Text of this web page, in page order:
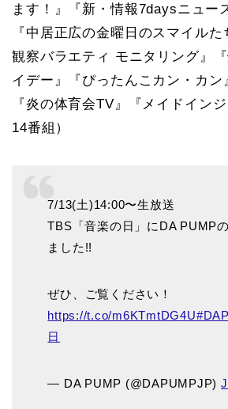
ます！』『新・情報7daysニュー
『中居正広の金曜日のスマイル
観察バラエティ モニタリング』
イデー』『ぴったんこカン・カン
『炎の体育会TV』『メイドイン
14番組）
7/13(土)14:00〜生放送
TBS「音楽の日」にDA PUMP
ました!!
ぜひ、ご覧ください！
https://t.co/m6KTmtDG4U
日
— DA PUMP (@DAPUMPJP)